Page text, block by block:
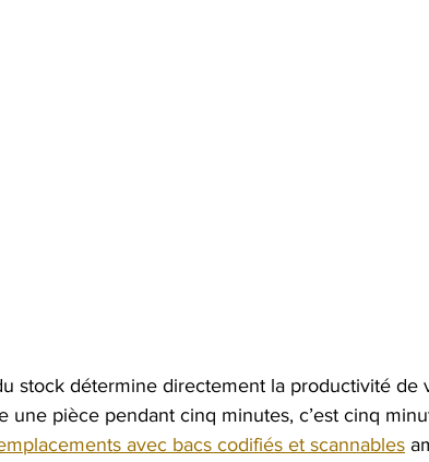
stock détermine directement la productivité de
une pièce pendant cinq minutes, c’est cinq
avec bacs codifiés et scannables